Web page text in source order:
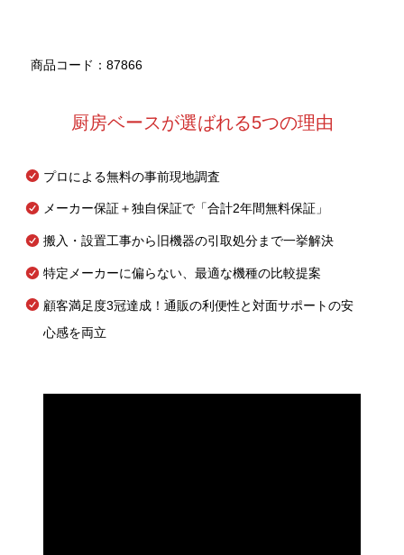
商品コード：87866
厨房ベースが選ばれる5つの理由
プロによる無料の事前現地調査
メーカー保証＋独自保証で「合計2年間無料保証」
搬入・設置工事から旧機器の引取処分まで一挙解決
特定メーカーに偏らない、最適な機種の比較提案
顧客満足度3冠達成！通販の利便性と対面サポートの安
心感を両立